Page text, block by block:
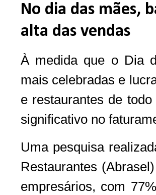
No dia das mães,
alta das vendas
À medida que o Dia
mais celebradas e
e restaurantes de
significativo no
Uma pesquisa
Restaurantes
empresários, com